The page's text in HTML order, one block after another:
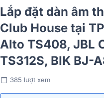
Lắp đặt dàn âm
Club House tại
Alto TS408, JBL
TS312S, BIK BJ-
385 lượt xem